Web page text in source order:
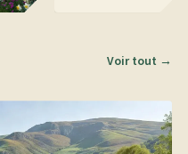
Voir tout →